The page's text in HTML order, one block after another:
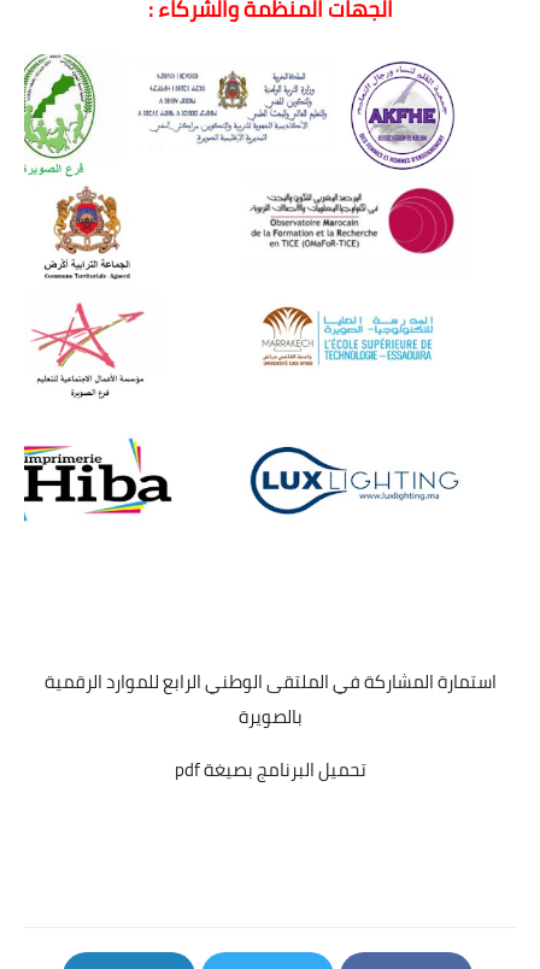
الجهات المنظمة والشركاء :
استمارة المشاركة في الملتقى الوطني الرابع للموارد الرقمية
بالصويرة
تحميل البرنامج بصيغة pdf